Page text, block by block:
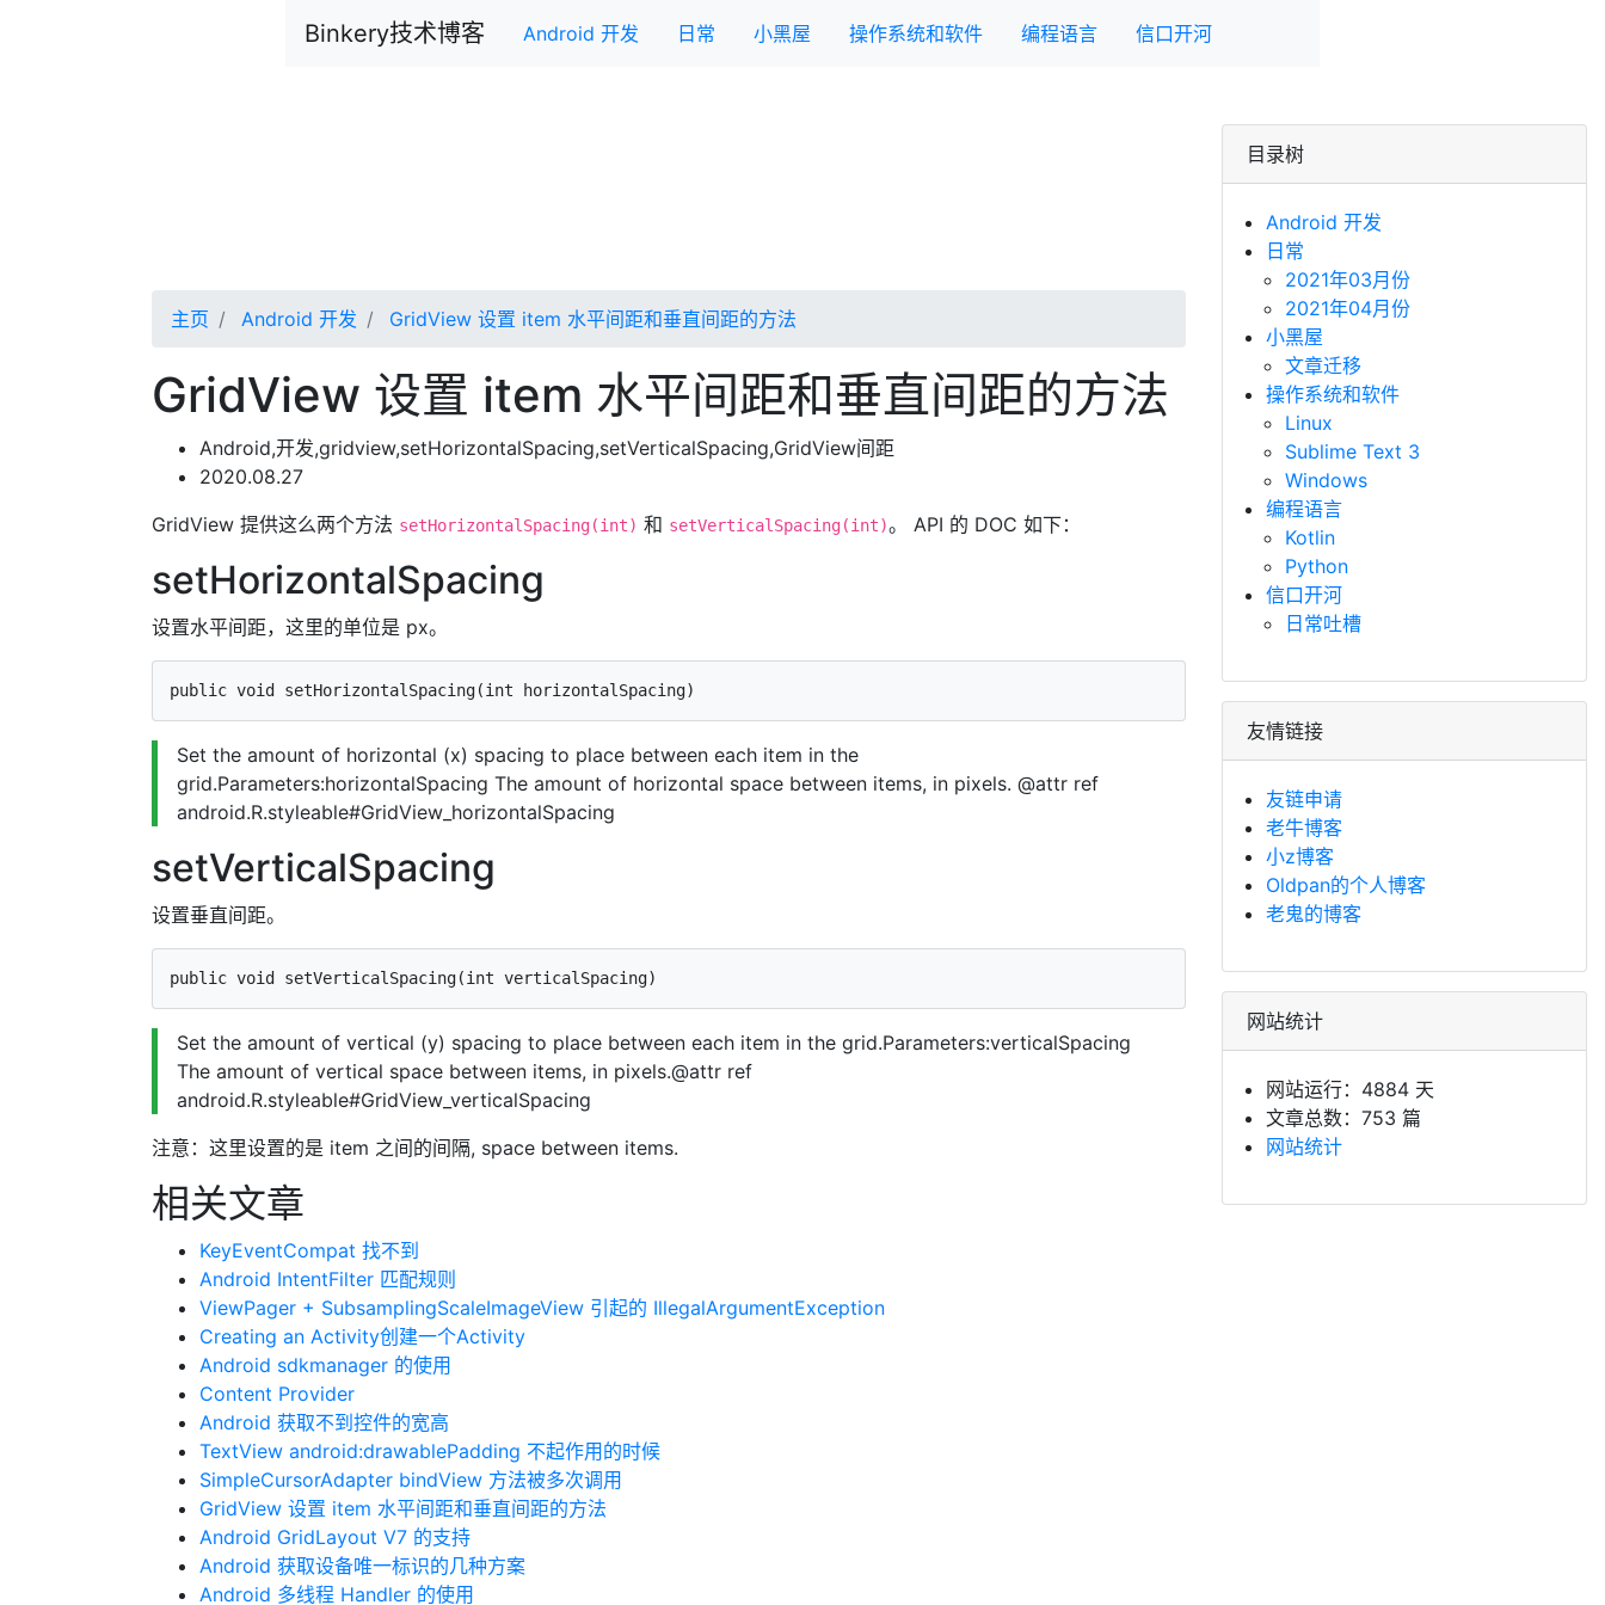
Binkery技术博客 Android 开发 日常 小黑屋 操作系统和软件 编程语言 信口开河
主页 Android 开发 GridView 设置 item 水平间距和垂直间距的方法
GridView 设置 item 水平间距和垂直间距的方法
Android,开发,gridview,setHorizontalSpacing,setVerticalSpacing,GridView间距
2020.08.27
GridView 提供这么两个方法 setHorizontalSpacing(int) 和 setVerticalSpacing(int)。 API 的 DOC 如下：
setHorizontalSpacing
设置水平间距，这里的单位是 px。
Set the amount of horizontal (x) spacing to place between each item in the
grid.Parameters:horizontalSpacing The amount of horizontal space between items, in pixels. @attr ref
android.R.styleable#GridView_horizontalSpacing
setVerticalSpacing
设置垂直间距。
Set the amount of vertical (y) spacing to place between each item in the grid.Parameters:verticalSpacing
The amount of vertical space between items, in pixels.@attr ref
android.R.styleable#GridView_verticalSpacing
注意：这里设置的是 item 之间的间隔, space between items.
相关文章
KeyEventCompat 找不到
Android IntentFilter 匹配规则
ViewPager + SubsamplingScaleImageView 引起的 IllegalArgumentException
Creating an Activity创建一个Activity
Android sdkmanager 的使用
Content Provider
Android 获取不到控件的宽高
TextView android:drawablePadding 不起作用的时候
SimpleCursorAdapter bindView 方法被多次调用
GridView 设置 item 水平间距和垂直间距的方法
Android GridLayout V7 的支持
Android 获取设备唯一标识的几种方案
Android 多线程 Handler 的使用
目录树
Android 开发
日常
2021年03月份
2021年04月份
小黑屋
文章迁移
操作系统和软件
Linux
Sublime Text 3
Windows
编程语言
Kotlin
Python
信口开河
日常吐槽
友情链接
友链申请
老牛博客
小z博客
Oldpan的个人博客
老鬼的博客
网站统计
网站运行：4884 天
文章总数：753 篇
网站统计